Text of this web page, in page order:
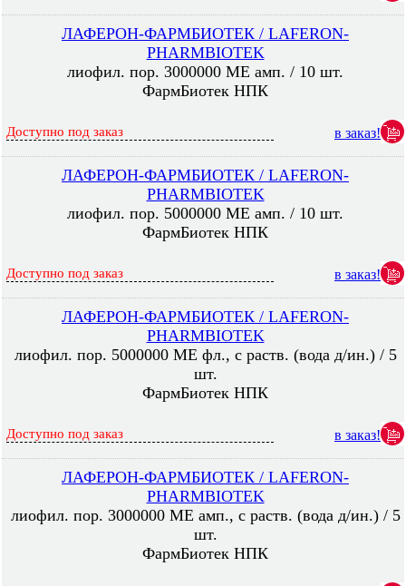
ЛАФЕРОН-ФАРМБИОТЕК / LAFERON-
PHARMBIOTEK
лиофил. пор. 3000000 МЕ амп. / 10 шт.
ФармБиотек НПК
Доступно под заказ в заказ!
ЛАФЕРОН-ФАРМБИОТЕК / LAFERON-
PHARMBIOTEK
лиофил. пор. 5000000 МЕ амп. / 10 шт.
ФармБиотек НПК
Доступно под заказ в заказ!
ЛАФЕРОН-ФАРМБИОТЕК / LAFERON-
PHARMBIOTEK
лиофил. пор. 5000000 МЕ фл., с раств. (вода д/ин.) / 5
шт.
ФармБиотек НПК
Доступно под заказ в заказ!
ЛАФЕРОН-ФАРМБИОТЕК / LAFERON-
PHARMBIOTEK
лиофил. пор. 3000000 МЕ амп., с раств. (вода д/ин.) / 5
шт.
ФармБиотек НПК